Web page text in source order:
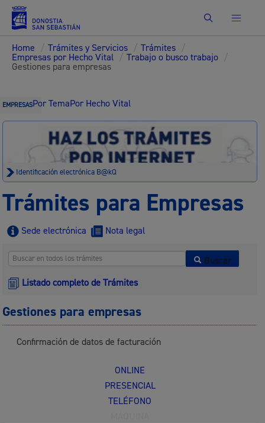
Buscar
Home / Trámites y Servicios / Trámites /
Empresas por Hecho Vital / Trabajo o busco trabajo /
Gestiones para empresas
EMPRESASPor TemaPor Hecho Vital
Identificación electrónica B@kQ
Trámites para Empresas
Sede electrónica Nota legal
Buscar
Listado completo de Trámites
Gestiones para empresas
Confirmación de datos de facturación
ONLINE
PRESENCIAL
TELÉFONO